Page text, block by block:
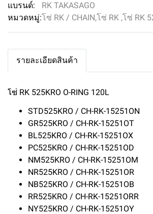
แบรนด์:
RK TAKASAGO
หมวดหมู่:โซ่ RK / CHAIN,โซ่ RK ,โซ่ RK
รายละเอียดสินค้า
โซ่ RK 525KRO O-RING 120L
STD525KRO / CH-RK-15251ON
GR525KRO / CH-RK-15251OT
BL525KRO / CH-RK-15251OX
PC525KRO / CH-RK-15251OD
NM525KRO / CH-RK-15251OM
NR525KRO / CH-RK-15251OR
NB525KRO / CH-RK-15251OB
RR525KRO / CH-RK-15251ORR
NY525KRO / CH-RK-15251OY